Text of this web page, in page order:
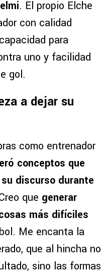
. El propio Elche
con calidad
para
uno y facilidad
gol.
a dejar su
como entrenador
conceptos que
discurso durante
que generar
más difíciles
Me encanta la
que al hincha no
sino las formas